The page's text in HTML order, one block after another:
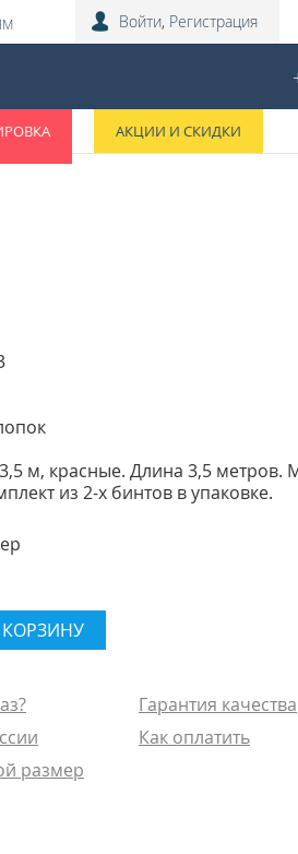
Войти, Регистрация
АКЦИИ И СКИДКИ
м, красные. Длина 3,5 метров.
из 2-х бинтов в упаковке.
Гарантия качества
Как оплатить
размер